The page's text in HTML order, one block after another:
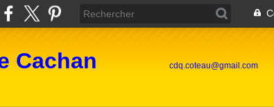
Cachan cdq.coteau@gmail.com